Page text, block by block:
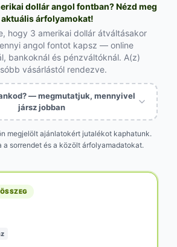
dollár angol fontban? Nézd meg
aktuális árfolyamokat!
hogy 3 amerikai dollár átváltásakor
angol fontot kapsz — online
bankoknál és pénzváltóknál. A(z)
vásárlástól rendezve.
— megmutatjuk, mennyivel
jársz jobban
megjelöltajánlatokért jutalékot kaphatunk.
a sorrendet és a közölt árfolyamadatokat.